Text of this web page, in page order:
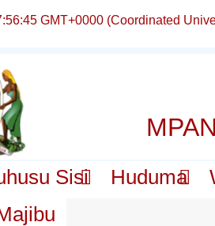
GMT+0000 (Coordinated
Sisi Huduma